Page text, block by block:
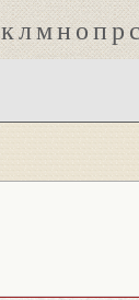
клмнопрс